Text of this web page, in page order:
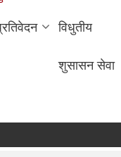
विधुतीय
शुसासन सेवा